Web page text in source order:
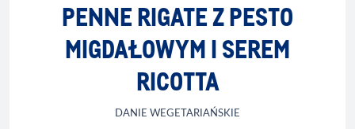
PENNE RIGATE Z PESTO
MIGDAŁOWYM I SEREM
RICOTTA
DANIE WEGETARIAŃSKIE